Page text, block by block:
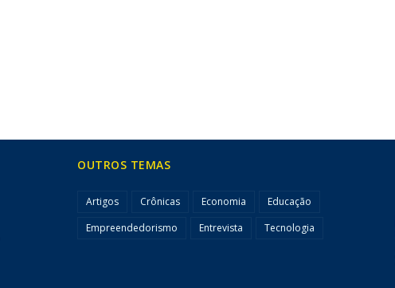
OUTROS TEMAS
Artigos Crônicas Economia
Educação
Empreendedorismo
Entrevista Tecnologia